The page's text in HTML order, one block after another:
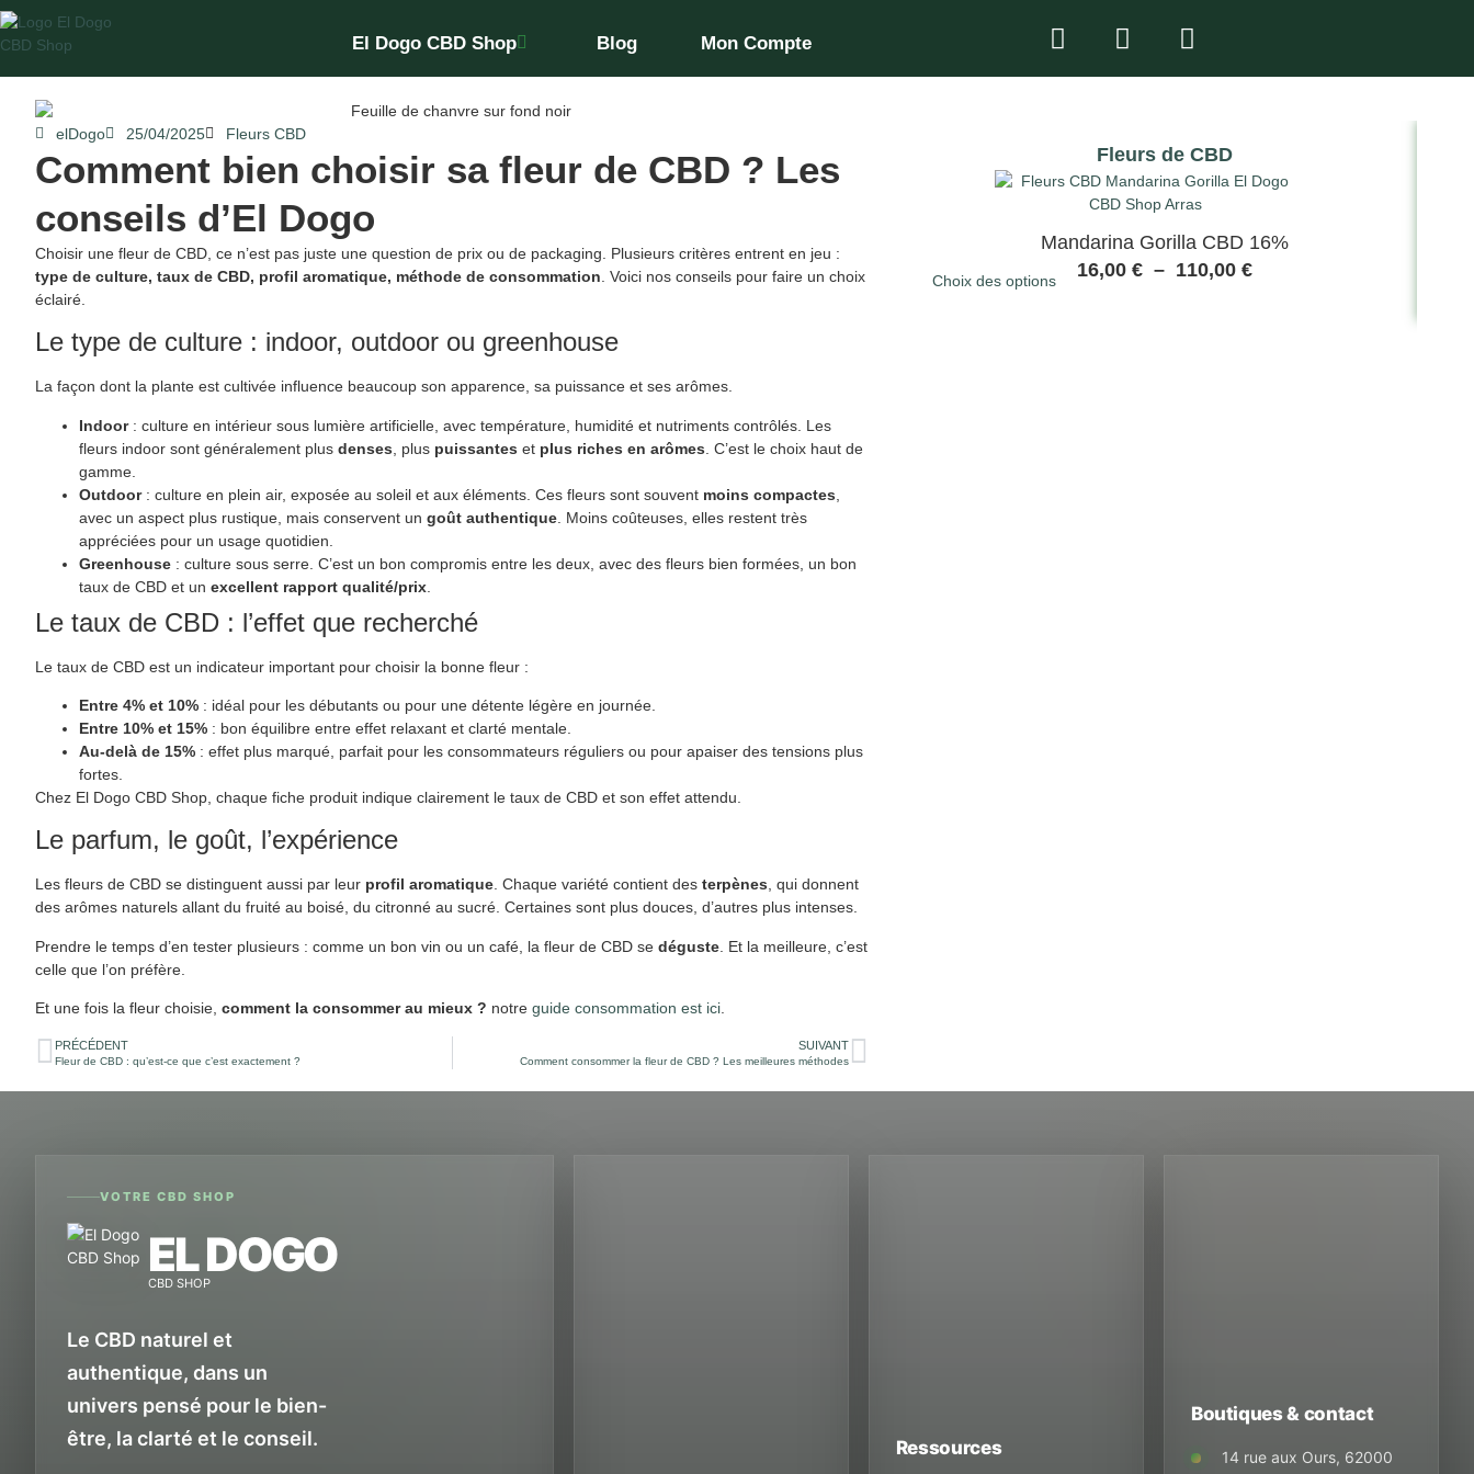
El Dogo CBD Shop Blog Mon Compte
elDogo 25/04/2025 Fleurs CBD
Comment bien choisir sa fleur de CBD ? Les
conseils d’El Dogo
Choisir une fleur de CBD, ce n’est pas juste une question de prix ou de packaging. Plusieurs critères entrent en jeu :
type de culture, taux de CBD, profil aromatique, méthode de consommation . Voici nos conseils pour faire un choix
éclairé.
Le type de culture : indoor, outdoor ou greenhouse
La façon dont la plante est cultivée influence beaucoup son apparence, sa puissance et ses arômes.
Indoor: culture en intérieur sous lumière artificielle, avec température, humidité et nutriments contrôlés. Les
fleurs indoor sont généralement plus denses , plus puissantes et plus riches en arômes . C’est le choix haut de
gamme.
Outdoor: culture en plein air, exposée au soleil et aux éléments. Ces fleurs sont souvent moins compactes
avec un aspect plus rustique, mais conservent un goût authentique . Moins coûteuses, elles restent très
appréciées pour un usage quotidien.
Greenhouse : culture sous serre. C’est un bon compromis entre les deux, avec des fleurs bien formées, un bon
taux de CBD et un excellent rapport qualité/prix
Le taux de CBD : l’effet que recherché
Le taux de CBD est un indicateur important pour choisir la bonne fleur :
Entre 4% et 10% : idéal pour les débutants ou pour une détente légère en journée.
Entre 10% et 15% : bon équilibre entre effet relaxant et clarté mentale.
Au-delà de 15% : effet plus marqué, parfait pour les consommateurs réguliers ou pour apaiser des tensions plus
fortes.
Chez El Dogo CBD Shop, chaque fiche produit indique clairement le taux de CBD et son effet attendu.
Le parfum, le goût, l’expérience
Les fleurs de CBD se distinguent aussi par leur profil aromatique. Chaque variété contient des terpènes, qui donnent
des arômes naturels allant du fruité au boisé, du citronné au sucré. Certaines sont plus douces, d’autres plus intenses.
Prendre le temps d’en tester plusieurs : comme un bon vin ou un café, la fleur de CBD se déguste . Et la meilleure, c’est
celle que l’on préfère.
Et une fois la fleur choisie, comment la consommer au mieux ? notre guide consommation est ici
PRÉCÉDENT
Fleur de CBD : qu’est-ce que c’est exactement ?
SUIVANT
Comment consommer la fleur de CBD ? Les meilleures méthodes
Fleurs de CBD
Mandarina Gorilla CBD 16%
16,00 € – 110,00 €
Choix des options
VOTRE CBD SHOP
EL DOGO
CBD SHOP
Le CBD naturel et
authentique, dans un
univers pensé pour le bien-
être, la clarté et le conseil.
Ressources
Boutiques & contact
14 rue aux Ours, 62000